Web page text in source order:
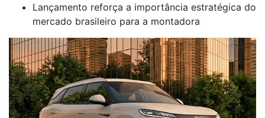
Lançamento reforça a importância estratégica do
mercado brasileiro para a montadora